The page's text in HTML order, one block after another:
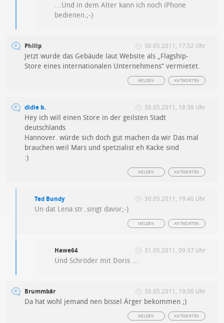
…Und in dem Alter kann ich noch iPhone
bedienen.;-)
Philip 30.05.2011, 17:52 Uhr
Jetzt wurde das Gebäude laut Website als „Flagship-
Store eines internationalen Unternehmens“ vermietet.
ANTWORTEN
MELDEN
didie b. 30.05.2011, 18:38 Uhr
Hey ich will einen Store in der geilsten Stadt
deutschlands
Hannover. würde sich doch gut machen da wir Das mal
brauchen weil Mars und spetzialist eh Kacke sind
:)
ANTWORTEN
MELDEN
Ted Bundy 30.05.2011, 19:40 Uhr
Un dat Lena str..singt davor;-)
ANTWORTEN
MELDEN
Hawe64 31.05.2011, 09:37 Uhr
Und Schröder mit Doris …
Brummbär 30.05.2011, 19:00 Uhr
Da hat wohl jemand nen bissel Ärger bekommen ;)
ANTWORTEN
MELDEN